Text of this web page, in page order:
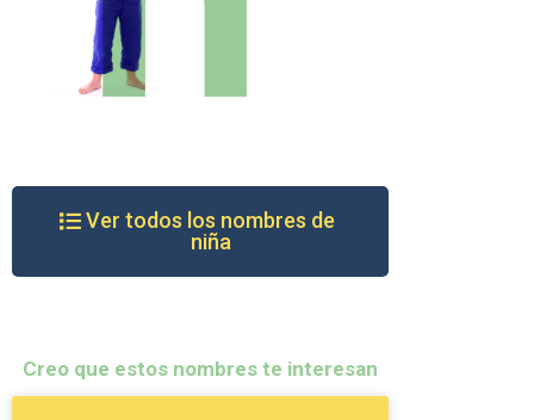
Ver todos los nombres de
niña
Creo que estos nombres te interesan